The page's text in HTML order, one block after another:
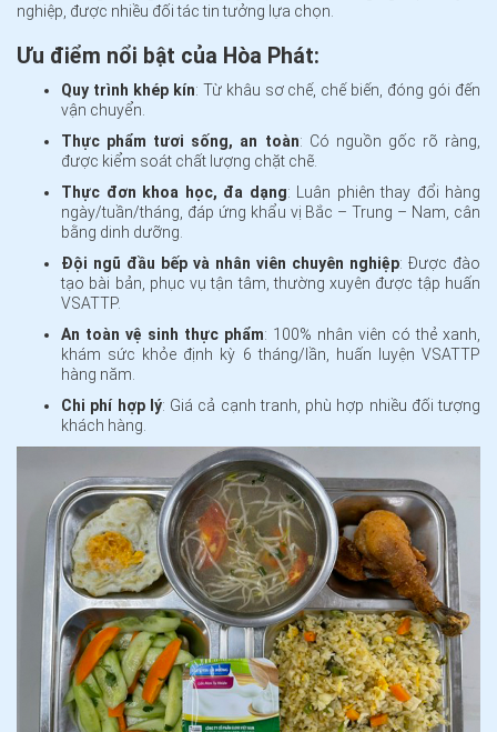
nghiệp, được nhiều đối tác tin tưởng lựa chọn.
Ưu điểm nổi bật của Hòa Phát:
Quy trình khép kín: Từ khâu sơ chế, chế biến, đóng gói đến
vận chuyển.
Thực phẩm tươi sống, an toàn: Có nguồn gốc rõ ràng,
được kiểm soát chất lượng chặt chẽ.
Thực đơn khoa học, đa dạng: Luân phiên thay đổi hàng
ngày/tuần/tháng, đáp ứng khẩu vị Bắc – Trung – Nam, cân
bằng dinh dưỡng.
Đội ngũ đầu bếp và nhân viên chuyên nghiệp: Được đào
tạo bài bản, phục vụ tận tâm, thường xuyên được tập huấn
VSATTP.
An toàn vệ sinh thực phẩm: 100% nhân viên có thẻ xanh,
khám sức khỏe định kỳ 6 tháng/lần, huấn luyện VSATTP
hàng năm.
Chi phí hợp lý: Giá cả cạnh tranh, phù hợp nhiều đối tượng
khách hàng.